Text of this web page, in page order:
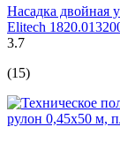
Насадка двойная
Elitech
3.7
(15)